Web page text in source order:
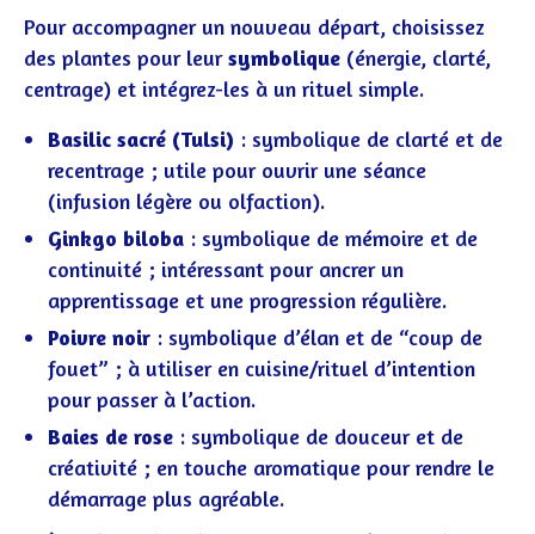
Pour accompagner un nouveau départ, choisissez
des plantes pour leursymbolique (énergie, clarté,
centrage) et intégrez-les à un rituel simple.
Basilic sacré (Tulsi) : symbolique de clarté et de
recentrage ; utile pour ouvrir une séance
(infusion légère ou olfaction).
Ginkgo biloba : symbolique de mémoire et de
continuité ; intéressant pour ancrer un
apprentissage et une progression régulière.
Poivre noir : symbolique d’élan et de “coup de
fouet” ; à utiliser en cuisine/rituel d’intention
pour passer à l’action.
Baies de rose : symbolique de douceur et de
créativité ; en touche aromatique pour rendre le
démarrage plus agréable.